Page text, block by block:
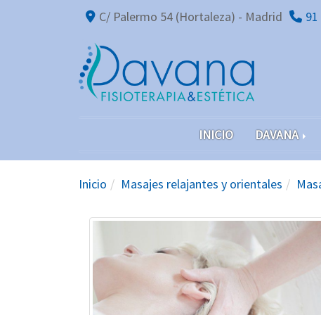
C/ Palermo 54 (Hortaleza) - Madrid
INICIO DAVANA
Inicio Masajes relajantes y orientales